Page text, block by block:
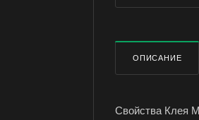
ОПИСАНИЕ
Свойства Клея